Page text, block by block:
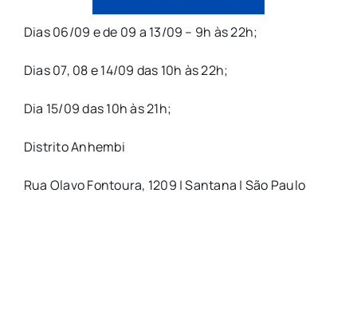
Dias 06/09 e de 09 a 13/09 – 9h às 22h;
Dias 07, 08 e 14/09 das 10h às 22h;
Dia 15/09 das 10h às 21h;
Distrito Anhembi
Rua Olavo Fontoura, 1209 | Santana | São Paulo